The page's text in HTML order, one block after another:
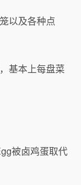
以及各种点
基本上每盘菜
被卤鸡蛋取代